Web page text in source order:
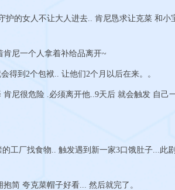
的女人不让大人进去.. 肯尼恳求让克菜 和小
尼一个人拿着补给品离开~
到2个包袱.. 让他们2个月以后在来。。
很危险 .必须离开他..9天后 就会触发 自己
厂找食物.. 触发遇到新一家3口饿肚子...此
简 夸克菜帽子好看... 然后就完了。